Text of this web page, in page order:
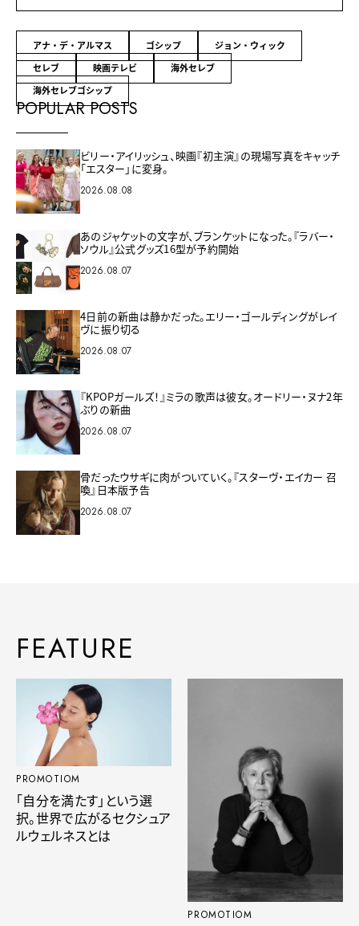
アナ・デ・アルマス ゴシップ
ジョン・ウィック
セレブ
映画テレビ
海外セレブ
海外セレブゴシップ
POPULAR POSTS
ビリー・アイリッシュ、映画『初主演』の現場写真をキャッチ
「エスター」に変身。
2026.08.08
あのジャケットの文字が、ブランケットになった。『ラバー・
ソウル』公式グッズ16型が予約開始
2026.08.07
4日前の新曲は静かだった。エリー・ゴールディングがレイ
ヴに振り切る
2026.08.07
『KPOPガールズ！』ミラの歌声は彼女。オードリー・ヌナ2年
ぶりの新曲
2026.08.07
骨だったウサギに肉がついていく。『スターヴ・エイカー 召
喚』日本版予告
2026.08.07
FEATURE
PROMOTIOM
「自分を満たす」という選
択。世界で広がるセクシュア
ルウェルネスとは
PROMOTIOM